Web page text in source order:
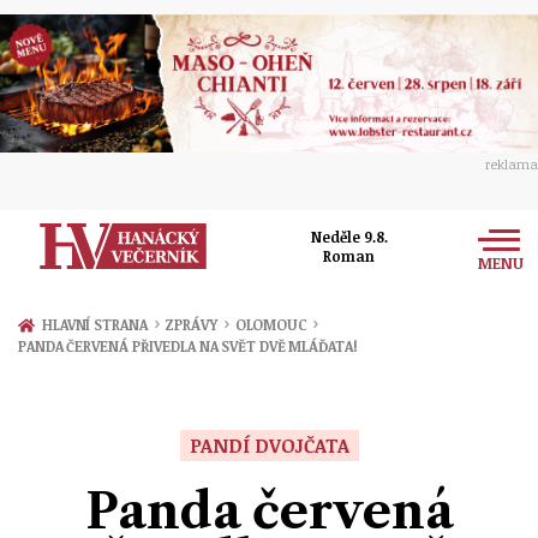
reklama
Neděle 9.8.
Roman
MENU
Zprávy
Ekonomika
Sport
HLAVNÍ STRANA › ZPRÁVY › OLOMOUC ›
PANDA ČERVENÁ PŘIVEDLA NA SVĚT DVĚ MLÁĎATA!
PANDÍ DVOJČATA
Panda červená